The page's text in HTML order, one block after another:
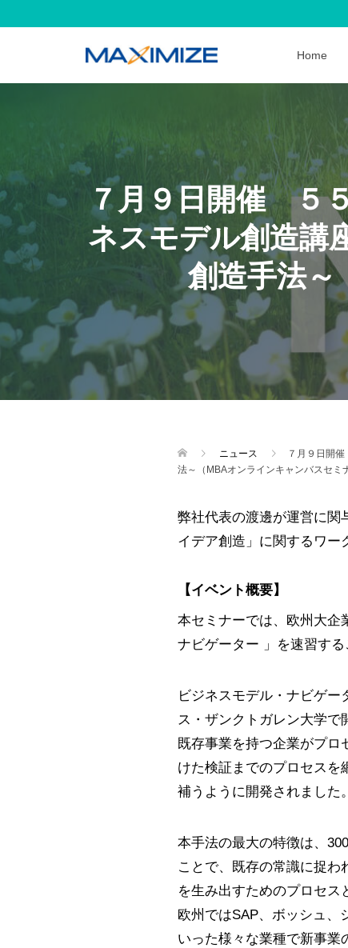
Home
７月９日開催 ５
ネスモデル創造講
創造手法
ニュース
７月９日開
法～（MBAオンラインキャンバスセミ
弊社代表の渡邊が運営に関
イデア創造」に関するワー
【イベント概要】
本セミナーでは、欧州大企
ナビゲーター 」を速習する
ビジネスモデル・ナビゲ
ス・ザンクトガレン大学で
既存事業を持つ企業がプロ
けた検証までのプロセスを
補うように開発されました。
本手法の最大の特徴は、
ことで、既存の常識に捉
を生み出すためのプロセス
欧州ではSAP、ボッシュ、
いった様々な業種で新事業